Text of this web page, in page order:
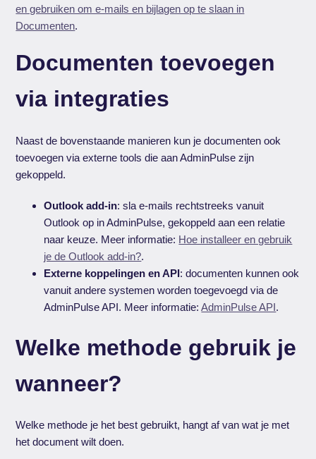
en gebruiken om e-mails en bijlagen op te slaan in
Documenten.
Documenten toevoegen
via integraties
Naast de bovenstaande manieren kun je documenten ook
toevoegen via externe tools die aan AdminPulse zijn
gekoppeld.
Outlook add-in: sla e-mails rechtstreeks vanuit
Outlook op in AdminPulse, gekoppeld aan een relatie
naar keuze. Meer informatie: Hoe installeer en gebruik
je de Outlook add-in?.
Externe koppelingen en API: documenten kunnen ook
vanuit andere systemen worden toegevoegd via de
AdminPulse API. Meer informatie:AdminPulse API.
Welke methode gebruik je
wanneer?
Welke methode je het best gebruikt, hangt af van wat je met
het document wilt doen.